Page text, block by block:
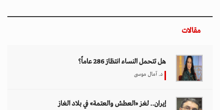
مقالات
هل تتحمل النساء انتظارَ 286 عاماً؟
د. آمال موسى
إيران.. لغز «العطش والعتمة» في بلاد الغاز